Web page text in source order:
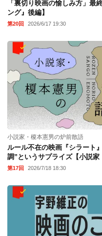
「裏切り映画の愉しみ方」最
ング』後編】
第20回 2026/6/17 19:30
小説家・榎本憲男の炉前散語
ルール不在の映画『シラート
調”というサプライズ【小説家
第17回 2026/7/18 18:30